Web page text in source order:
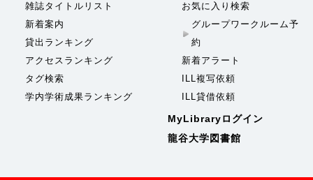
雑誌タイトルリスト
新着案内
貸出ランキング
アクセスランキング
タグ検索
学内学術成果ランキング
お気に入り検索
グループワークルーム予
約
新着アラート
ILL複写依頼
ILL貸借依頼
MyLibraryログイン
龍谷大学図書館